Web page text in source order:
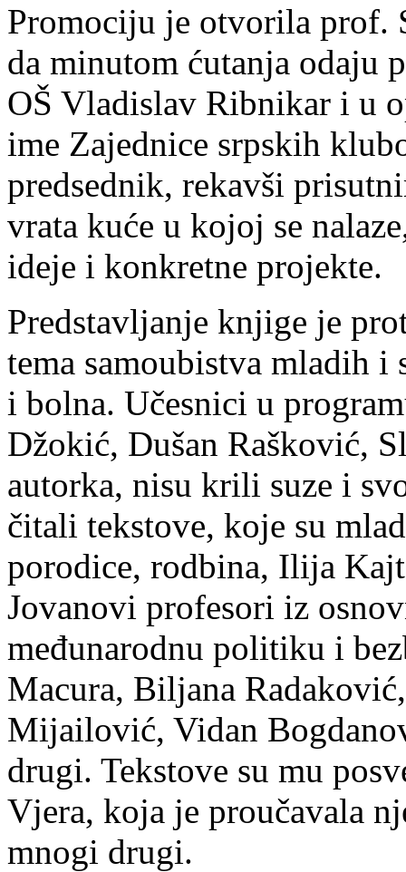
Promociju je otvorila prof.
da minutom ćutanja odaju
OŠ Vladislav Ribnikar i u
ime Zajednice srpskih
predsednik, rekavši
vrata kuće u kojoj se
ideje i konkretne projekte.
Predstavljanje knjige je
tema samoubistva mladih
i bolna. Učesnici u
Džokić, Dušan Rašković,
autorka, nisu krili suze i
čitali tekstove, koje su
porodice, rodbina, Ilija
Jovanovi profesori iz
međunarodnu politiku i
Macura, Biljana
Mijailović, Vidan
drugi. Tekstove su mu
Vjera, koja je proučavala
mnogi drugi.